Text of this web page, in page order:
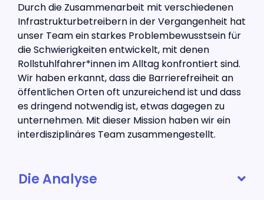
Durch die Zusammenarbeit mit verschiedenen
Infrastrukturbetreibern in der Vergangenheit hat
unser Team ein starkes Problembewusstsein für
die Schwierigkeiten entwickelt, mit denen
Rollstuhlfahrer*innen im Alltag konfrontiert sind.
Wir haben erkannt, dass die Barrierefreiheit an
öffentlichen Orten oft unzureichend ist und dass
es dringend notwendig ist, etwas dagegen zu
unternehmen. Mit dieser Mission haben wir ein
interdisziplinäres Team zusammengestellt.
Die Analyse